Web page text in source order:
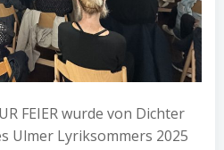
FEIER wurde von Dichter
Ulmer Lyriksommers 2025